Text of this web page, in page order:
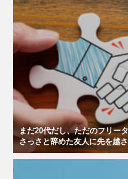
まだ20代だし、ただのフリー
さっさと辞めた友人に先を越